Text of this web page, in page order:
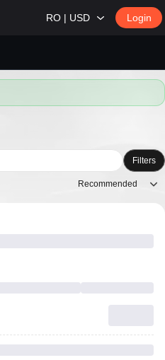
RO | USD Login
Filters
Recommended